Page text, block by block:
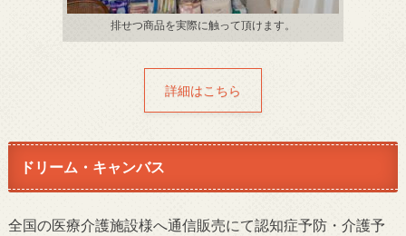
排せつ商品を実際に触って頂けます。
詳細はこちら
ドリーム・キャンバス
全国の医療介護施設様へ通信販売にて認知症予防・介護予